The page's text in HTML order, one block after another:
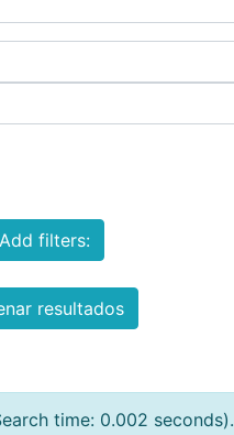
Add filters:
resultados
time: 0.002 seconds).